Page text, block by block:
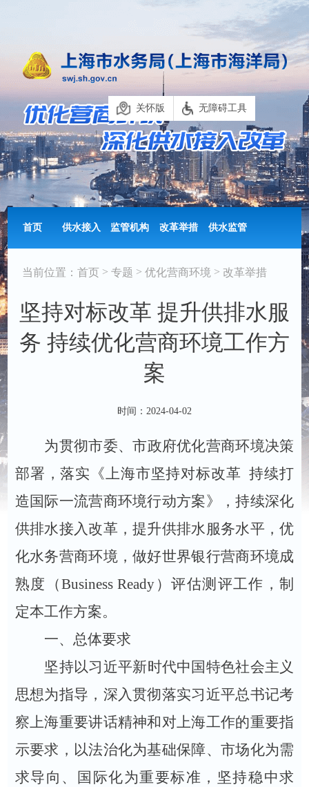
关怀版 无障碍工具
首页 供水接入 监管机构 改革举措 供水监管
当前位置：首页 >专题 >优化营商环境 > 改革举措
坚持对标改革 提升供排水服
务 持续优化营商环境工作方
案
时间：2024-04-02
为贯彻市委、市政府优化营商环境决策
部署，落实《上海市坚持对标改革 持续打
造国际一流营商环境行动方案》，持续深化
供排水接入改革，提升供排水服务水平，优
化水务营商环境，做好世界银行营商环境成
熟度（Business Ready ）评估测评工作，制
定本工作方案。
一、总体要求
坚持以习近平新时代中国特色社会主义
思想为指导，深入贯彻落实习近平总书记考
察上海重要讲话精神和对上海工作的重要指
示要求，以法治化为基础保障、市场化为需
求导向、国际化为重要标准，坚持稳中求